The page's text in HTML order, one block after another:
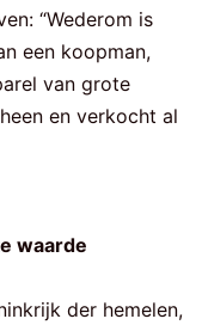
“Wederom is
een koopman,
van grote
en verkocht al
waarde
der hemelen,